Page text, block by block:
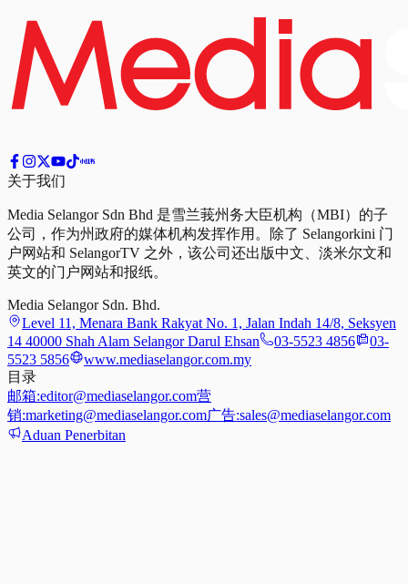
关于我们
Media Selangor Sdn Bhd 是雪兰莪州务大臣机构（MBI）的子
公司，作为州政府的媒体机构发挥作用。除了 Selangorkini 门
户网站和 SelangorTV 之外，该公司还出版中文、淡米尔文和
英文的门户网站和报纸。
Media Selangor Sdn. Bhd.
Level 11, Menara Bank Rakyat No. 1, Jalan Indah 14/8, Seksyen
14 40000 Shah Alam Selangor Darul Ehsan
03-5523 4856
03-
5523 5856
www.mediaselangor.com.my
目录
邮箱:editor@mediaselangor.com营
销:marketing@mediaselangor.com广告:sales@mediaselangor.com
Aduan Penerbitan